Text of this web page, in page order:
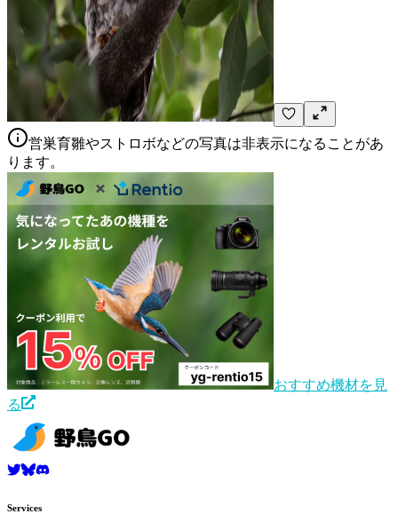
営巣育雛やストロボなどの写真は非表示になることがあ
ります。
おすすめ機材を見
る
Services